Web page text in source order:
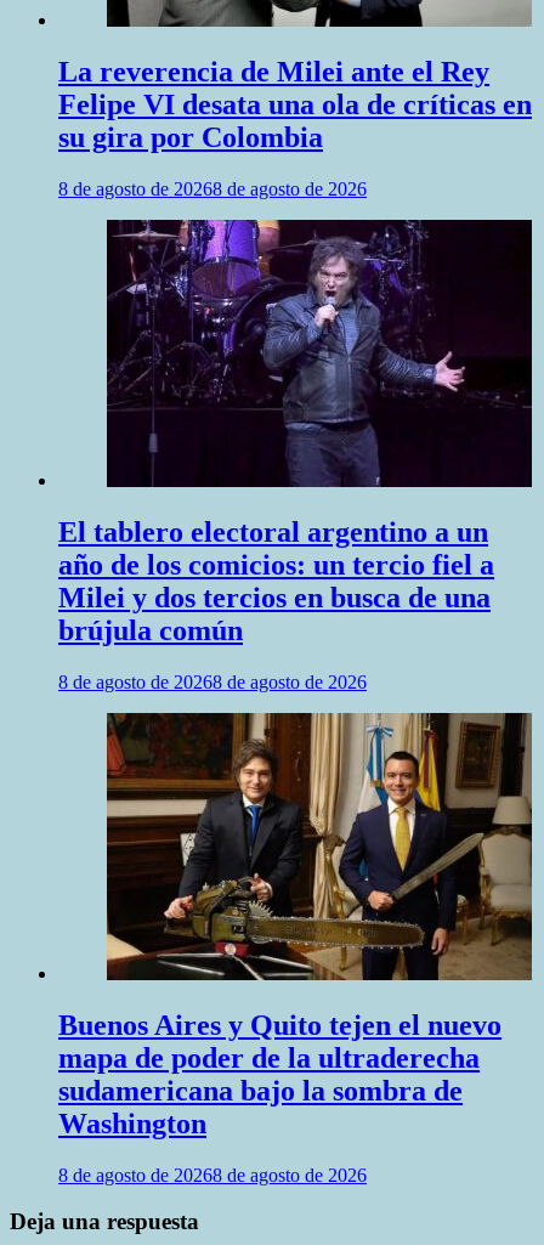
La reverencia de Milei ante el Rey
Felipe VI desata una ola de críticas en
su gira por Colombia
8 de agosto de 20268 de agosto de 2026
El tablero electoral argentino a un
año de los comicios: un tercio fiel a
Milei y dos tercios en busca de una
brújula común
8 de agosto de 20268 de agosto de 2026
Buenos Aires y Quito tejen el nuevo
mapa de poder de la ultraderecha
sudamericana bajo la sombra de
Washington
8 de agosto de 20268 de agosto de 2026
Deja una respuesta